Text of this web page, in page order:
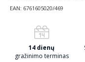
EAN: 6761605020/469
14 dienų
gražinimo terminas